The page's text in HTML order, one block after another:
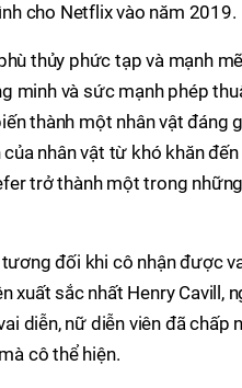
cho Netflix vào năm 2019.
thủy phức tạp và mạnh
minh và sức mạnh phép
thành một nhân vật đáng
nhân vật từ khó khăn
trở thành một trong
đối khi cô nhận được
xuất sắc nhất Henry Cavill,
diễn, nữ diễn viên đã
cô thể hiện.